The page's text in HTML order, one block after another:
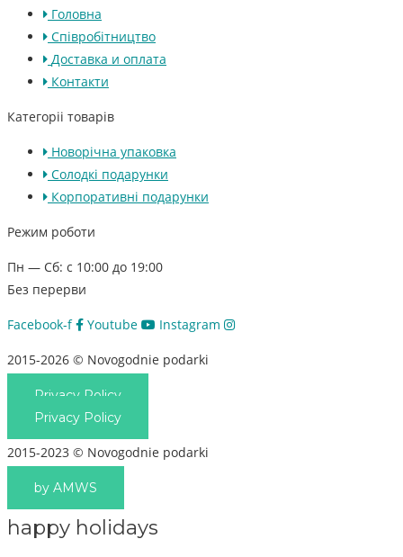
Головна
Співробітництво
Доставка и оплата
Контакти
Категоріі товарів
Новорічна упаковка
Солодкі подарунки
Корпоративні подарунки
Режим роботи
Пн — Сб: с 10:00 до 19:00
Без перерви
Facebook-f Youtube Instagram
2015-2026 © Novogodnie podarki
Privacy Policy
Privacy Policy
2015-2023 © Novogodnie podarki
by AMWS
happy holidays